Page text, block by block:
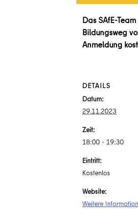
Das SAfE-
Bildungsweg
Anmeldung
DETAILS
Datum:
29.11.2023
Zeit:
18:00 - 19:30
Eintritt:
Kostenlos
Website:
Weitere